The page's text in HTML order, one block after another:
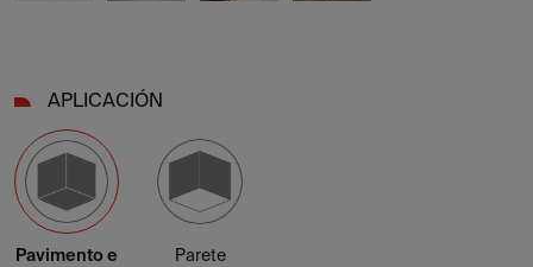
APLICACIÓN
Pavimento e
Parete